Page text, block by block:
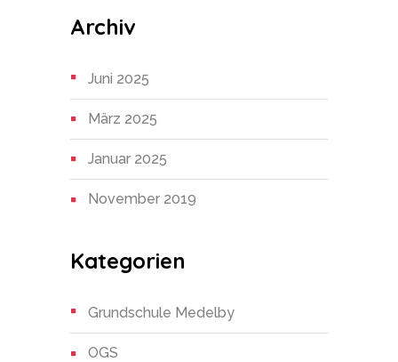
Archiv
Juni 2025
März 2025
Januar 2025
November 2019
Kategorien
Grundschule Medelby
OGS